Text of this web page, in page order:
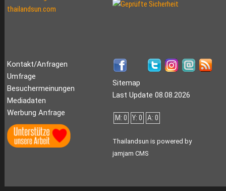
Kontakt/Anfragen
Umfrage
Besuchermeinungen
Mediadaten
Werbung Anfrage
Sitemap
Last Update 08.08.2026
M: 0 Y: 0 A: 0
Thailandsun is powered by
jamjam CMS